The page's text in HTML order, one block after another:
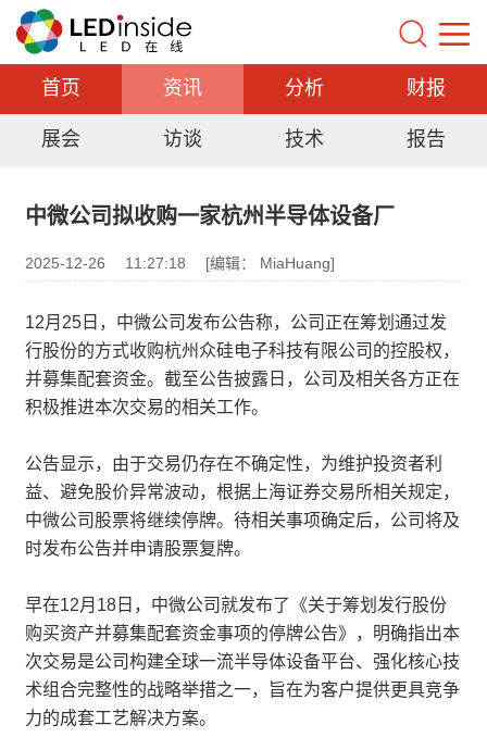
首页 资讯 分析 财报
展会 访谈 技术 报告
中微公司拟收购一家杭州半导体设备厂
2025-12-26 11:27:18 [编辑： MiaHuang]
12月25日，中微公司发布公告称，公司正在筹划通过发
行股份的方式收购杭州众硅电子科技有限公司的控股权，
并募集配套资金。截至公告披露日，公司及相关各方正在
积极推进本次交易的相关工作。
公告显示，由于交易仍存在不确定性，为维护投资者利
益、避免股价异常波动，根据上海证券交易所相关规定，
中微公司股票将继续停牌。待相关事项确定后，公司将及
时发布公告并申请股票复牌。
早在12月18日，中微公司就发布了《关于筹划发行股份
购买资产并募集配套资金事项的停牌公告》，明确指出本
次交易是公司构建全球一流半导体设备平台、强化核心技
术组合完整性的战略举措之一，旨在为客户提供更具竞争
力的成套工艺解决方案。